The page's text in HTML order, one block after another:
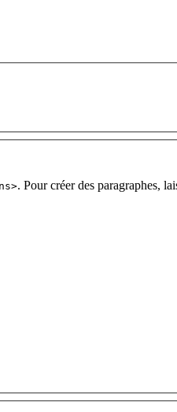
. Pour créer des paragraphes,